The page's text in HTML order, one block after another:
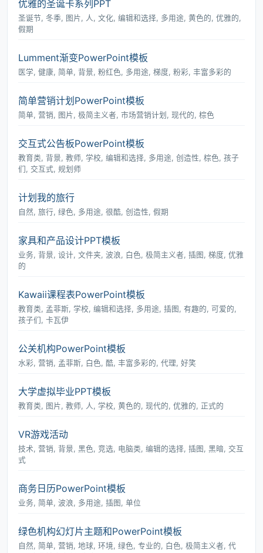
优雅的圣诞卡系列PPT
圣诞节, 冬季, 图片, 人, 文化, 编辑和选择, 多用途, 黄色的, 优雅的,
假期
Lumment渐变PowerPoint模板
医学, 健康, 简单, 背景, 粉红色, 多用途, 梯度, 粉彩, 丰富多彩的
简单营销计划PowerPoint模板
简单, 营销, 图片, 极简主义者, 市场营销计划, 现代的, 棕色
交互式公告板PowerPoint模板
教育类, 背景, 教师, 学校, 编辑和选择, 多用途, 创造性, 棕色, 孩子
们, 交互式, 规划师
计划我的旅行
自然, 旅行, 绿色, 多用途, 很酷, 创造性, 假期
家具和产品设计PPT模板
业务, 背景, 设计, 文件夹, 波浪, 白色, 极简主义者, 插图, 梯度, 优雅
的
Kawaii课程表PowerPoint模板
教育类, 孟菲斯, 学校, 编辑和选择, 多用途, 插图, 有趣的, 可爱的,
孩子们, 卡瓦伊
公关机构PowerPoint模板
水彩, 营销, 孟菲斯, 白色, 酷, 丰富多彩的, 代理, 好笑
大学虚拟毕业PPT模板
教育类, 图片, 教师, 人, 学校, 黄色的, 现代的, 优雅的, 正式的
VR游戏活动
技术, 营销, 背景, 黑色, 竞选, 电脑类, 编辑的选择, 插图, 黑暗, 交互
式
商务日历PowerPoint模板
业务, 简单, 波浪, 多用途, 插图, 单位
绿色机构幻灯片主题和PowerPoint模板
自然, 简单, 营销, 地球, 环境, 绿色, 专业的, 白色, 极简主义者, 代